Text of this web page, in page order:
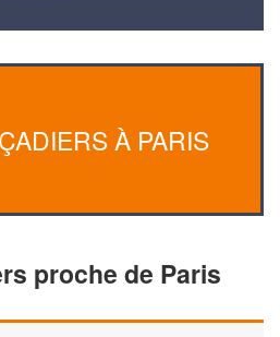
À PARIS
proche de Paris